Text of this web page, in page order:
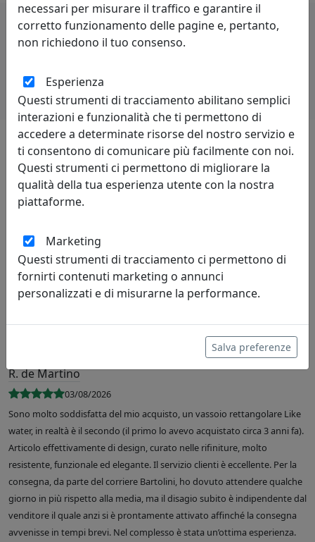
Potrebbero interessarti
Lascia una recensione
Leggi le recensioni
R. de Martino
03/08/2026
Sono molto soddisfatta del mio acquisto, un vassoio rettangolare Like
water, in realtà è il secondo (il primo lo avevo acquistato circa 3 anni fa).
Articolo effettivamente di design, curato nelle rifiniture, molto
resistente, funzionale ed elegante. Il servizio clienti è eccellente. Per la
consegna, da parte del corriere Bartolini, ho dovuto attendere qualche
giorno in più rispetto alla media, ma il disagio subito è indipendente dal
venditore il quale anzi si è prontamente attivato affinché la consegna
avvenisse in tempi brevi. Nel complesso è stata un’ottima esperienza.
necessari per misurare il traffico e garantire il
corretto funzionamento delle pagine e, pertanto,
non richiedono il tuo consenso.
Esperienza
Questi strumenti di tracciamento abilitano semplici
interazioni e funzionalità che ti permettono di
accedere a determinate risorse del nostro servizio e
ti consentono di comunicare più facilmente con noi.
Questi strumenti ci permettono di migliorare la
qualità della tua esperienza utente con la nostra
piattaforme.
Marketing
Questi strumenti di tracciamento ci permettono di
fornirti contenuti marketing o annunci
personalizzati e di misurarne la performance.
Salva preferenze